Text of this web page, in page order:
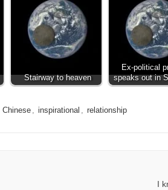
Stairway to heaven
Ex-political
speaks out in
Chinese , inspirational , relationship
I